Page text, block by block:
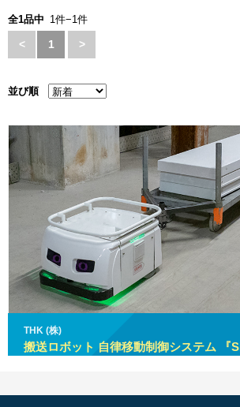
全1品中 1件−1件
< 1 >
並び順
THK (株)
搬送ロボット 自律移動制御システム 『